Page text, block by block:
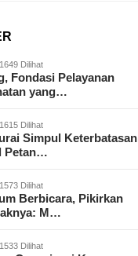
1649 Dilihat
Fondasi Pelayanan
yang…
1615 Dilihat
Simpul Keterbatasan
Petan…
1573 Dilihat
Berbicara, Pikirkan
M…
1533 Dilihat